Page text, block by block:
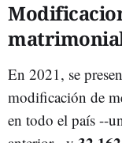
En 2021, se
modificación de
en todo el país --